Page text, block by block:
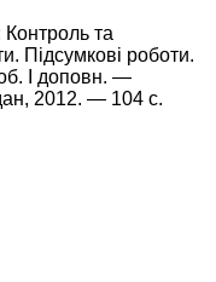
Контроль та
Підсумкові роботи.
І доповн. —
2012. — 104 с.